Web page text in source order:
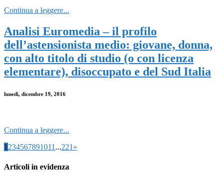
Continua a leggere...
Analisi Euromedia – il profilo
dell’astensionista medio: giovane, donna,
con alto titolo di studio (o con licenza
elementare), disoccupato e del Sud Italia
lunedì, dicembre 19, 2016
Continua a leggere...
1234567891011...221»
Articoli in evidenza